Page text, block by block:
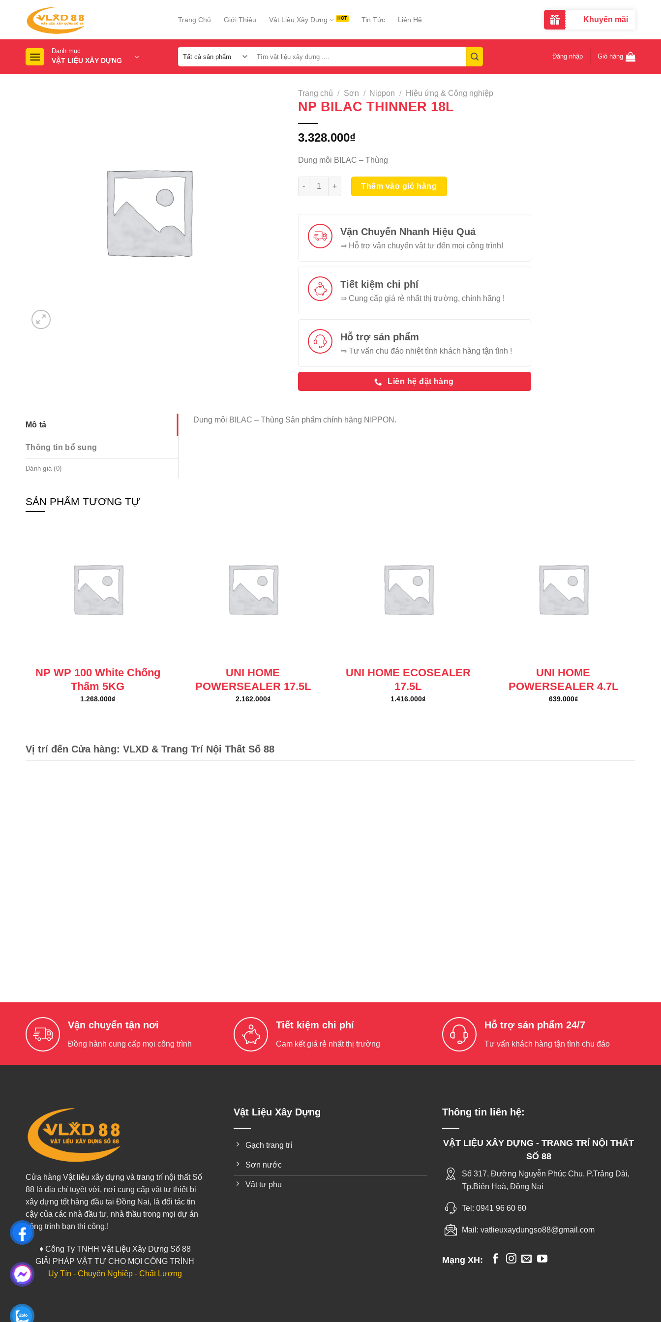
Trang Chủ Giới Thiệu Vật Liệu Xây Dựng Tin Tức Liên Hệ Khuyến mãi
Danh mục
VẬT LIỆU XÂY DỰNG
kiếm:
Đăng nhập Giỏ hàng
Trang chủ / Sơn / Nippon / Hiệu ứng & Công nghiệp
NP BILAC THINNER 18L
3.328.000₫
Dung môi BILAC – Thùng
NP BILAC THINNER 18L số lượng
Thêm vào giỏ hàng
Vận Chuyển Nhanh Hiệu Quả
⇒ Hỗ trợ vận chuyển vật tư đến mọi công trình!
Tiết kiệm chi phí
⇒ Cung cấp giá rẻ nhất thị trường, chính hãng !
Hỗ trợ sản phẩm
⇒ Tư vấn chu đáo nhiệt tình khách hàng tận tình !
Liên hệ đặt hàng
Mô tả
Thông tin bổ sung
Đánh giá (0)
Dung môi BILAC – Thùng Sản phẩm chính hãng NIPPON.
SẢN PHẨM TƯƠNG TỰ
NP WP 100 White Chống
Thấm 5KG
1.268.000₫
UNI HOME
POWERSEALER 17.5L
2.162.000₫
UNI HOME ECOSEALER
17.5L
1.416.000₫
UNI HOME
POWERSEALER 4.7L
639.000₫
Vị trí đến Cửa hàng: VLXD & Trang Trí Nội Thất Số 88
Vận chuyển tận nơi
Đồng hành cung cấp mọi công trình
Tiết kiệm chi phí
Cam kết giá rẻ nhất thị trường
Hỗ trợ sản phẩm 24/7
Tư vấn khách hàng tận tình chu đáo
Cửa hàng Vật liệu xây dựng và trang trí nội thất Số
88 là địa chỉ tuyệt vời, nơi cung cấp vật tư thiết bị
xây dựng tốt hàng đầu tại Đồng Nai, là đối tác tin
cậy của các nhà đầu tư, nhà thầu trong mọi dự án
công trình bạn thi công.!
♦ Công Ty TNHH Vật Liệu Xây Dựng Số 88
GIẢI PHÁP VẬT TƯ CHO MỌI CÔNG TRÌNH
Uy Tín - Chuyên Nghiệp - Chất Lượng
Vật Liệu Xây Dựng
Gạch trang trí
Sơn nước
Vật tư phụ
Thông tin liên hệ:
VẬT LIỆU XÂY DỰNG - TRANG TRÍ NỘI THẤT
SỐ 88
Số 317, Đường Nguyễn Phúc Chu, P.Trảng Dài,
Tp.Biên Hoà, Đồng Nai
Tel: 0941 96 60 60
Mail: vatlieuxaydungso88@gmail.com
Mạng XH: